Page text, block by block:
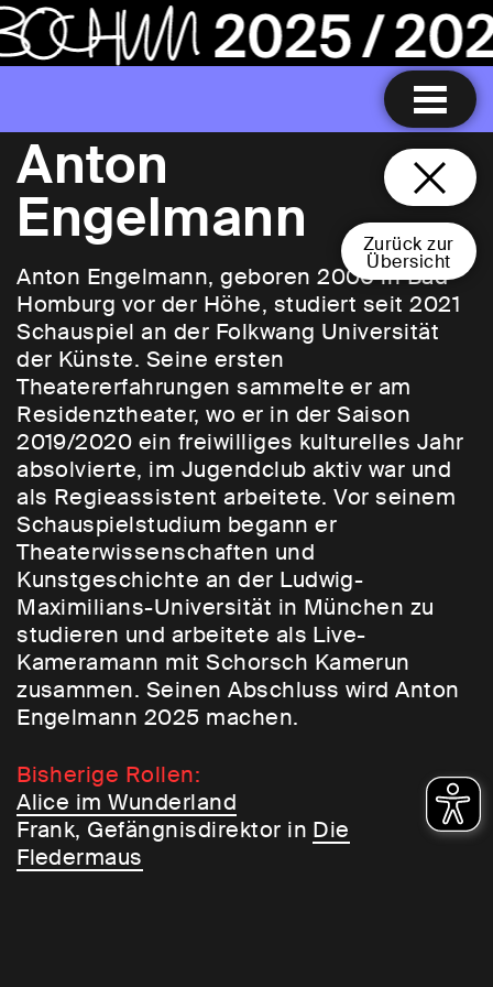
Zurück zur
Übersicht
Anton
Engelmann
Anton Engelmann, geboren 2000 in Bad
Homburg vor der Höhe, studiert seit 2021
Schauspiel an der Folkwang Universität
der Künste. Seine ersten
Theatererfahrungen sammelte er am
Residenztheater, wo er in der Saison
2019/2020 ein freiwilliges kulturelles Jahr
absolvierte, im Jugendclub aktiv war und
als Regieassistent arbeitete. Vor seinem
Schauspielstudium begann er
Theaterwissenschaften und
Kunstgeschichte an der Ludwig-
Maximilians-Universität in München zu
studieren und arbeitete als Live-
Kameramann mit Schorsch Kamerun
zusammen. Seinen Abschluss wird Anton
Engelmann 2025 machen.
Bisherige Rollen:
Alice im Wunderland
Frank, Gefängnisdirektor in Die
Fledermaus